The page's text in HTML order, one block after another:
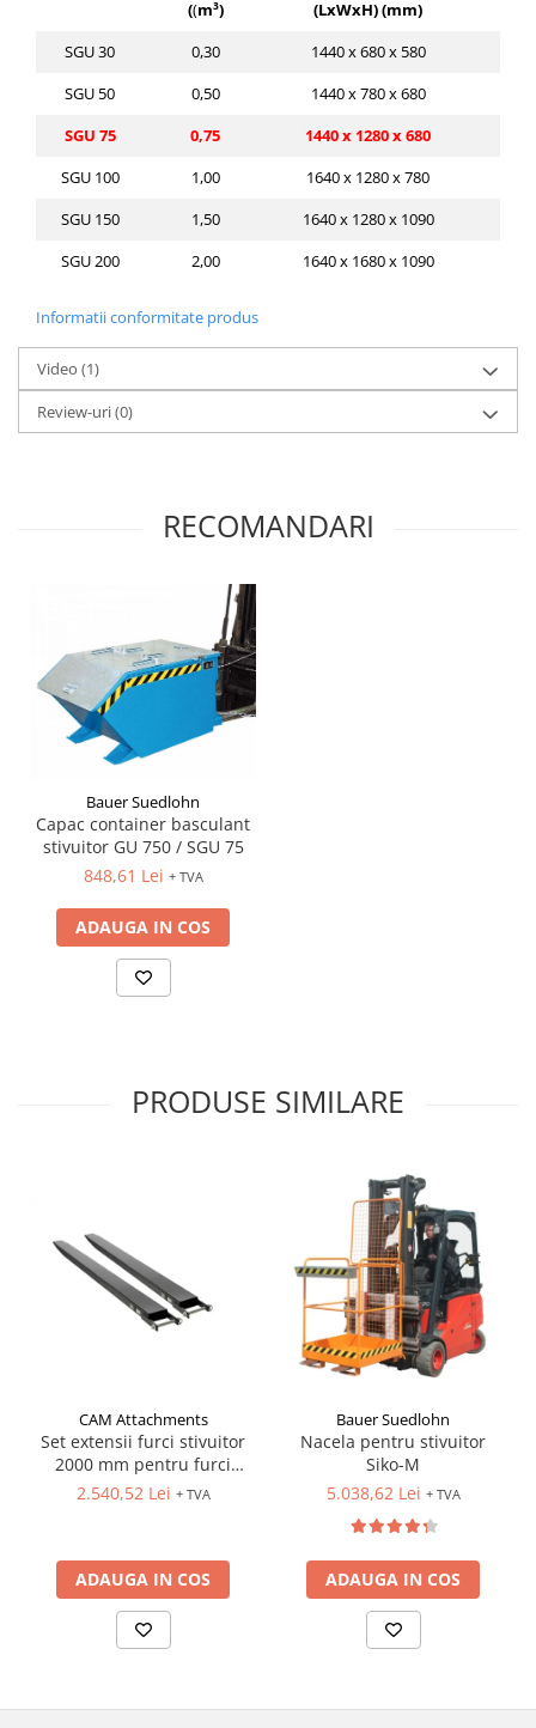
((m³) (LxWxH) (mm)
SGU 30
0,30
1440 x 680 x 580
SGU 50
0,50 1440 x 780 x 680
SGU 75
0,75 1440 x 1280 x 680
SGU 100
1,00 1640 x 1280 x 780
SGU 150
1,50 1640 x 1280 x 1090
SGU 200
2,00 1640 x 1680 x 1090
Informatii conformitate produs
Video (1)
Review-uri(0)
RECOMANDARI
Bauer Suedlohn
Capac container basculant
stivuitor GU 750 / SGU 75
848,61 Lei + TVA
ADAUGA IN COS
PRODUSE SIMILARE
CAM Attachments
Set extensii furci stivuitor
2000 mm pentru furci
100x40 mm
2.540,52 Lei + TVA
ADAUGA IN COS
Bauer Suedlohn
Nacela pentru stivuitor
Siko-M
5.038,62 Lei + TVA
ADAUGA IN COS